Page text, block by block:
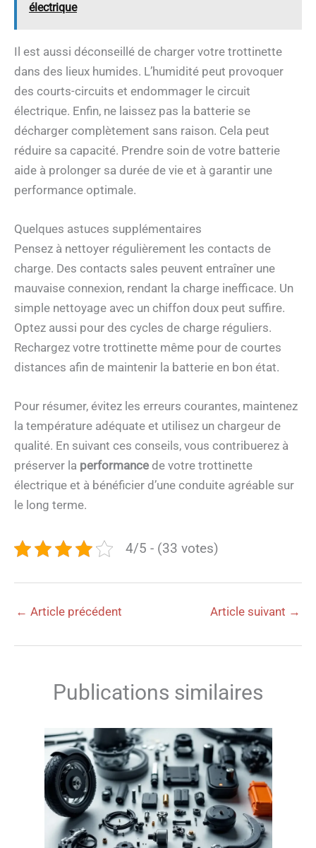
électrique
Il est aussi déconseillé de charger votre trottinette
dans des lieux humides. L’humidité peut provoquer
des courts-circuits et endommager le circuit
électrique. Enfin, ne laissez pas la batterie se
décharger complètement sans raison. Cela peut
réduire sa capacité. Prendre soin de votre batterie
aide à prolonger sa durée de vie et à garantir une
performance optimale.
Quelques astuces supplémentaires
Pensez à nettoyer régulièrement les contacts de
charge. Des contacts sales peuvent entraîner une
mauvaise connexion, rendant la charge inefficace. Un
simple nettoyage avec un chiffon doux peut suffire.
Optez aussi pour des cycles de charge réguliers.
Rechargez votre trottinette même pour de courtes
distances afin de maintenir la batterie en bon état.
Pour résumer, évitez les erreurs courantes, maintenez
la température adéquate et utilisez un chargeur de
qualité. En suivant ces conseils, vous contribuerez à
préserver la performance de votre trottinette
électrique et à bénéficier d’une conduite agréable sur
le long terme.
4/5 - (33 votes)
← Article précédent Article suivant →
Publications similaires